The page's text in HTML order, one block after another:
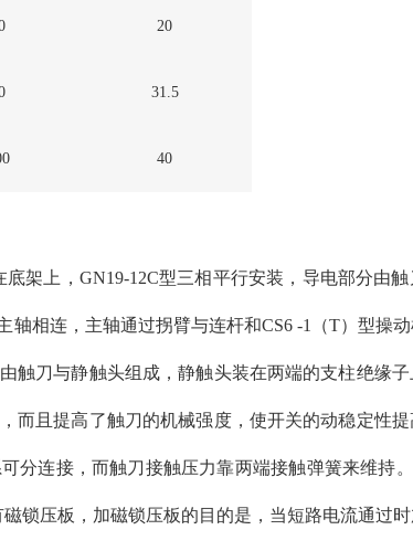
20
31.5
40
架上，GN19-12C型三相平行安装，导电部分由触
相连，主轴通过拐臂与连杆和CS6 -1（T）型操
触刀与静触头组成，静触头装在两端的支柱绝缘
而且提高了触刀的机械强度，使开关的动稳定性
连接，而触刀接触压力靠两端接触弹簧来维持。
锁压板，加磁锁压板的目的是，当短路电流通过